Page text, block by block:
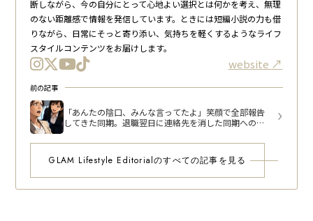
断しながら、今の自分にとって心地よい選択とは何かを考え、無理
のない距離感で情報を発信しています。ときには短編小説の力も借
りながら、日常にそっと寄り添い、気持ちを軽くするようなライフ
スタイルコンテンツをお届けします。
website
前の記事
「あんたの陰口、みんな言ってたよ」笑顔で全部報告
してきた同期。退職翌日に連絡先を消した同期への葛
GLAM Lifestyle Editorialのすべての記事を見る